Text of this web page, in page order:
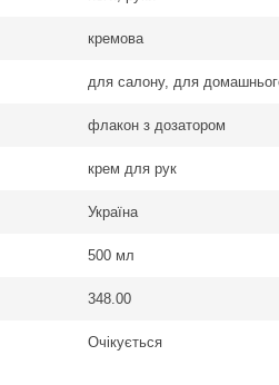
кремова
для салону, для
флакон з дозатором
крем для рук
Україна
500 мл
348.00
Очікується